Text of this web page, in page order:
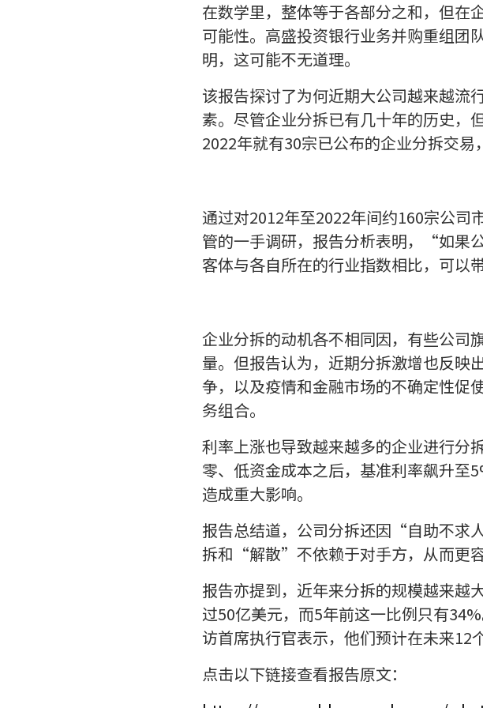
在数学里，整体等于各部分之和，但
可能性。高盛投资银行业务并购重组团
明，这可能不无道理。
该报告探讨了为何近期大公司越来越流
素。尽管企业分拆已有几十年的历史，
2022年就有30宗已公布的企业分拆交易
通过对2012年至2022年间约160宗公司
管的一手调研，报告分析表明，“如果
客体与各自所在的行业指数相比，可以
企业分拆的动机各不相同因，有些公司
量。但报告认为，近期分拆激增也反映
争，以及疫情和金融市场的不确定性促
务组合。
利率上涨也导致越来越多的企业进行分
零、低资金成本之后，基准利率飙升至
造成重大影响。
报告总结道，公司分拆还因“自助不求
拆和“解散”不依赖于对手方，从而更容
报告亦提到，近年来分拆的规模越来越
过50亿美元，而5年前这一比例只有
访首席执行官表示，他们预计在未来12
点击以下链接查看报告原文：